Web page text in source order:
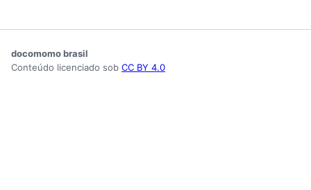
docomomo brasil
Conteúdo licenciado sob CC BY 4.0